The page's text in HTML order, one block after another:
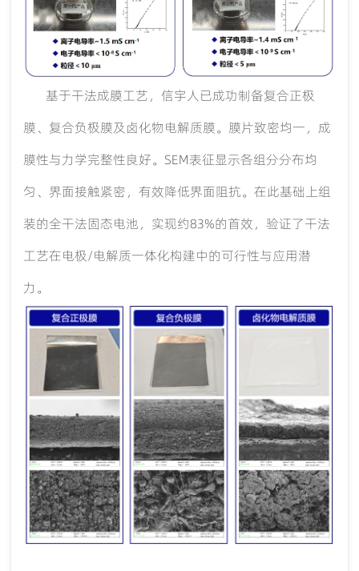
基于干法成膜工艺，信宇人已成功制备复合正极
膜、复合负极膜及卤化物电解质膜。膜片致密均一，成
膜性与力学完整性良好。SEM表征显示各组分分布均
匀、界面接触紧密，有效降低界面阻抗。在此基础上组
装的全干法固态电池，实现约83%的首效，验证了干法
工艺在电极/电解质一体化构建中的可行性与应用潜
力。